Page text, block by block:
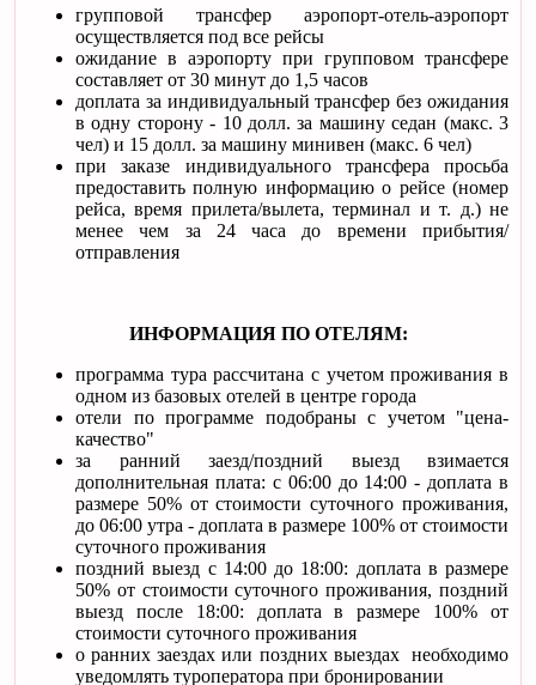
групповой трансфер аэропорт-отель-аэропорт
осуществляется под все рейсы
ожидание в аэропорту при групповом трансфере
составляет от 30 минут до 1,5 часов
доплата за индивидуальный трансфер без ожидания
в одну сторону - 10 долл. за машину седан (макс. 3
чел) и 15 долл. за машину минивен (макс. 6 чел)
при заказе индивидуального трансфера просьба
предоставить полную информацию о рейсе (номер
рейса, время прилета/вылета, терминал и т. д.) не
менее чем за 24 часа до времени прибытия/
отправления
ИНФОРМАЦИЯ ПО ОТЕЛЯМ:
программа тура рассчитана с учетом проживания в
одном из базовых отелей в центре города
отели по программе подобраны с учетом "цена-
качество"
за ранний заезд/поздний выезд взимается
дополнительная плата: с 06:00 до 14:00 - доплата в
размере 50% от стоимости суточного проживания,
до 06:00 утра - доплата в размере 100% от стоимости
суточного проживания
поздний выезд с 14:00 до 18:00: доплата в размере
50% от стоимости суточного проживания, поздний
выезд после 18:00: доплата в размере 100% от
стоимости суточного проживания
о ранних заездах или поздних выездах необходимо
уведомлять туроператора при бронировании